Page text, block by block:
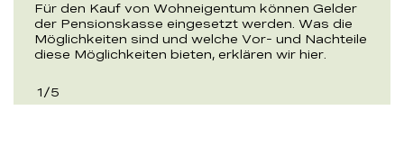
Für den Kauf von Wohneigentum können Gelder
der Pensionskasse eingesetzt werden. Was die
Möglichkeiten sind und welche Vor- und Nachteile
diese Möglichkeiten bieten, erklären wir hier.
1/5